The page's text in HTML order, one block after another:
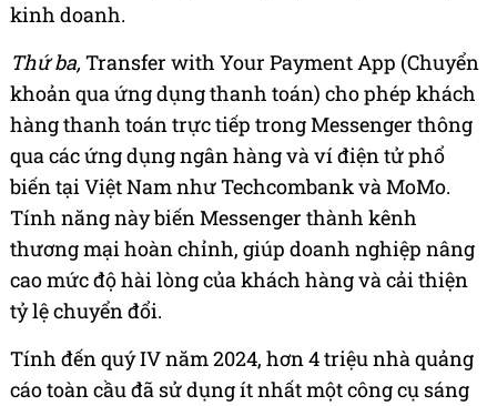
kinh doanh.
Thứ ba,Transfer with Your Payment App (Chuyển
khoản qua ứng dụng thanh toán) cho phép khách
hàng thanh toán trực tiếp trong Messenger thông
qua các ứng dụng ngân hàng và ví điện tử phổ
biến tại Việt Nam như Techcombank và MoMo.
Tính năng này biến Messenger thành kênh
thương mại hoàn chỉnh, giúp doanh nghiệp nâng
cao mức độ hài lòng của khách hàng và cải thiện
tỷ lệ chuyển đổi.
Tính đến quý IV năm 2024, hơn 4 triệu nhà quảng
cáo toàn cầu đã sử dụng ít nhất một công cụ sáng